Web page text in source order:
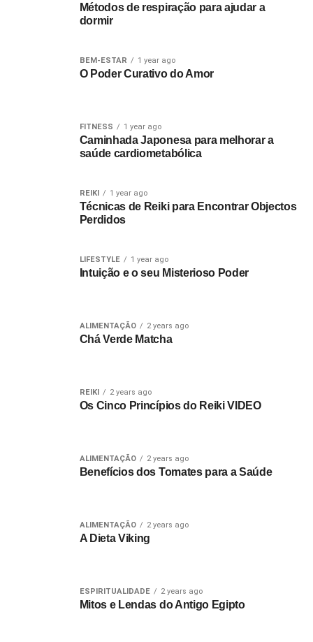
Métodos de respiração para ajudar a
dormir
BEM-ESTAR 1 year ago
O Poder Curativo do Amor
FITNESS 1 year ago
Caminhada Japonesa para melhorar a
saúde cardiometabólica
REIKI 1 year ago
Técnicas de Reiki para Encontrar Objectos
Perdidos
LIFESTYLE 1 year ago
Intuição e o seu Misterioso Poder
ALIMENTAÇÃO 2 years ago
Chá Verde Matcha
REIKI 2 years ago
Os Cinco Princípios do Reiki VIDEO
ALIMENTAÇÃO 2 years ago
Benefícios dos Tomates para a Saúde
ALIMENTAÇÃO 2 years ago
A Dieta Viking
ESPIRITUALIDADE 2 years ago
Mitos e Lendas do Antigo Egipto